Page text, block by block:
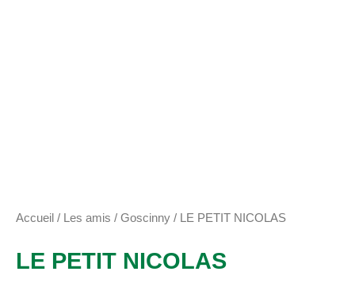
Accueil / Les amis / Goscinny / LE PETIT NICOLAS
LE PETIT NICOLAS